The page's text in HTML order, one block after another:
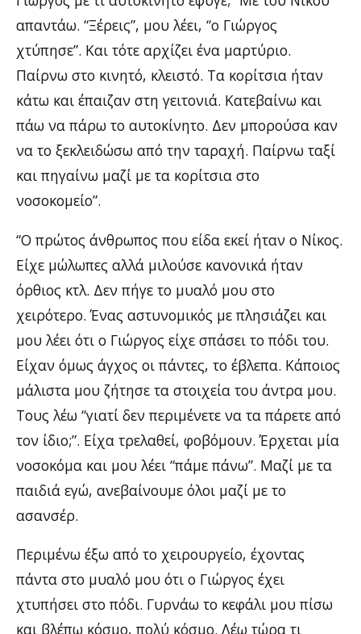
απαντάω. “Ξέρεις”, μου λέει, “ο Γιώργος
χτύπησε”. Και τότε αρχίζει ένα μαρτύριο.
Παίρνω στο κινητό, κλειστό. Τα κορίτσια ήταν
κάτω και έπαιζαν στη γειτονιά. Κατεβαίνω και
πάω να πάρω το αυτοκίνητο. Δεν μπορούσα καν
να το ξεκλειδώσω από την ταραχή. Παίρνω ταξί
και πηγαίνω μαζί με τα κορίτσια στο
νοσοκομείο”.
“Ο πρώτος άνθρωπος που είδα εκεί ήταν ο Νίκος.
Είχε μώλωπες αλλά μιλούσε κανονικά ήταν
όρθιος κτλ. Δεν πήγε το μυαλό μου στο
χειρότερο. Ένας αστυνομικός με πλησιάζει και
μου λέει ότι ο Γιώργος είχε σπάσει το πόδι του.
Είχαν όμως άγχος οι πάντες, το έβλεπα. Κάποιος
μάλιστα μου ζήτησε τα στοιχεία του άντρα μου.
Τους λέω “γιατί δεν περιμένετε να τα πάρετε από
τον ίδιο;”. Είχα τρελαθεί, φοβόμουν. Έρχεται μία
νοσοκόμα και μου λέει “πάμε πάνω”. Μαζί με τα
παιδιά εγώ, ανεβαίνουμε όλοι μαζί με το
ασανσέρ.
Περιμένω έξω από το χειρουργείο, έχοντας
πάντα στο μυαλό μου ότι ο Γιώργος έχει
χτυπήσει στο πόδι. Γυρνάω το κεφάλι μου πίσω
και βλέπω κόσμο, πολύ κόσμο. Λέω τώρα τι